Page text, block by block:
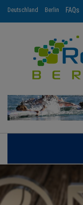
Deutschland Berlin FAQs
BERLIN
BRANCHEN